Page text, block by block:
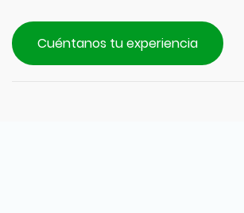
Cuéntanos tu experiencia